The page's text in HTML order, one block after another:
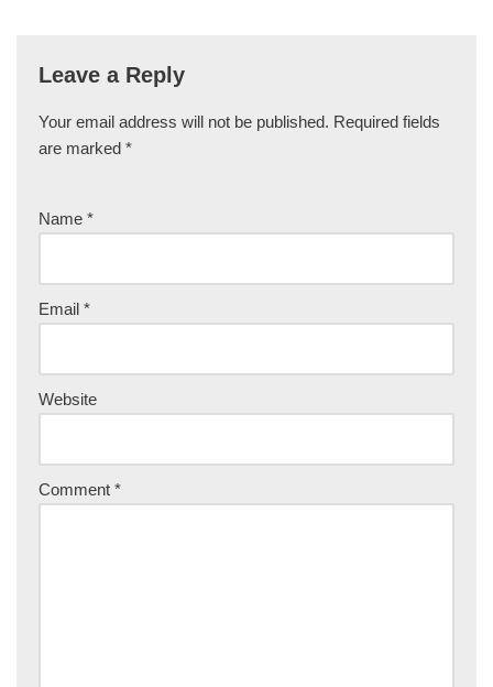
Leave a Reply
Your email address will not be published. Required fields
are marked *
Name *
Email *
Website
Comment *